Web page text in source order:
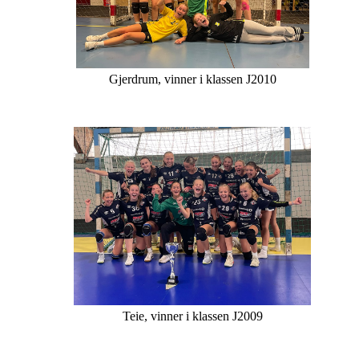
Gjerdrum, vinner i klassen J2010
Teie, vinner i klassen J2009